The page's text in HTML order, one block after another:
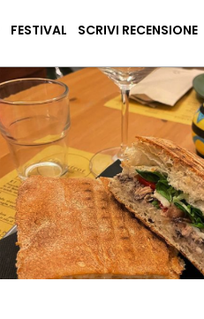
FESTIVAL SCRIVI RECENSIONE